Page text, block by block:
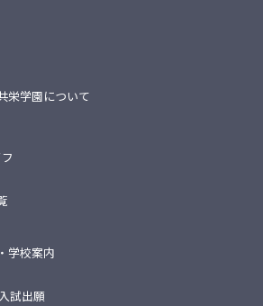
栄学園について
学校案内
試出願